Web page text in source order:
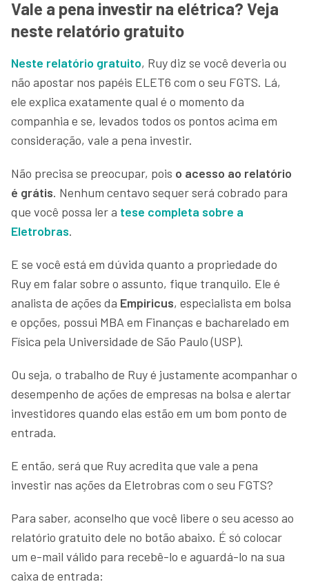
Vale a pena investir na elétrica? Veja
neste relatório gratuito
Neste relatório gratuito, Ruy diz se você deveria ou
não apostar nos papéis ELET6 com o seu FGTS. Lá,
ele explica exatamente qual é o momento da
companhia e se, levados todos os pontos acima em
consideração, vale a pena investir.
Não precisa se preocupar, pois o acesso ao relatório
é grátis. Nenhum centavo sequer será cobrado para
que você possa ler a tese completa sobre a
Eletrobras.
E se você está em dúvida quanto a propriedade do
Ruy em falar sobre o assunto, fique tranquilo. Ele é
analista de ações da Empiricus, especialista em bolsa
e opções, possui MBA em Finanças e bacharelado em
Física pela Universidade de São Paulo (USP).
Ou seja, o trabalho de Ruy é justamente acompanhar o
desempenho de ações de empresas na bolsa e alertar
investidores quando elas estão em um bom ponto de
entrada.
E então, será que Ruy acredita que vale a pena
investir nas ações da Eletrobras com o seu FGTS?
Para saber, aconselho que você libere o seu acesso ao
relatório gratuito dele no botão abaixo. É só colocar
um e-mail válido para recebê-lo e aguardá-lo na sua
caixa de entrada: